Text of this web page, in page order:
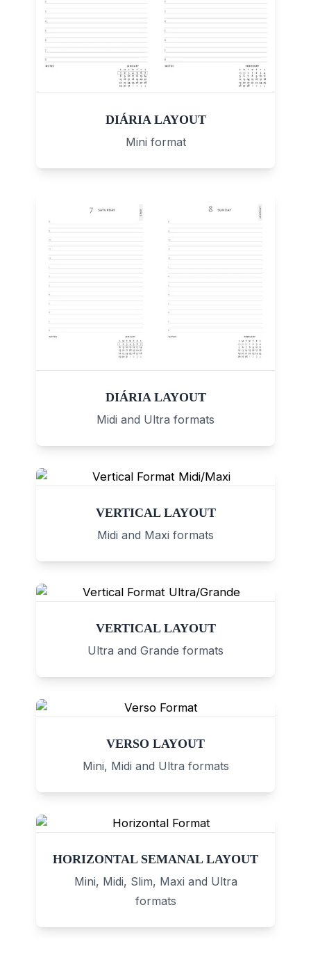
DIÁRIA LAYOUT
Mini format
DIÁRIA LAYOUT
Midi and Ultra formats
VERTICAL LAYOUT
Midi and Maxi formats
VERTICAL LAYOUT
Ultra and Grande formats
VERSO LAYOUT
Mini, Midi and Ultra formats
HORIZONTAL SEMANAL LAYOUT
Mini, Midi, Slim, Maxi and Ultra
formats